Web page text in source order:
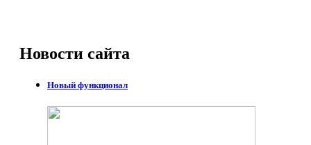
Новости сайта
Новый функционал